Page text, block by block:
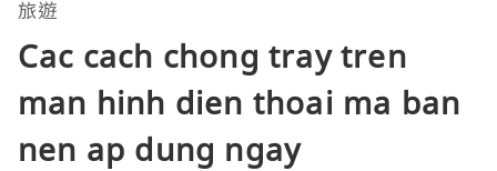
旅遊
Cac cach chong tray tren
man hinh dien thoai ma ban
nen ap dung ngay